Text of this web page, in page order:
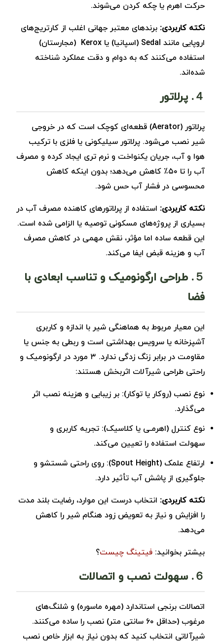
حرکت اهرم یا چکه کردن می‌شوند.
نکته کاربردی: برندهای معتبر جهانی اغلب از کارتریج‌های
اروپایی مانند Sedal (اسپانیا) یا Kerox (مجارستان)
استفاده می‌کنند که به دوام و دقت عملکرد شناخته
شده‌اند.
４. پرلاتور
پرلاتور (Aerator) قطعه‌ای کوچک است که در خروجی
شیر نصب می‌شود. پرلاتور سیلیکونی یا فلزی با ترکیب
هوا و آب، جریان یکنواخت و نرم‌ تری ایجاد کرده و مصرف
آب را تا ۵۰٪ کاهش می‌دهد؛ بدون اینکه کاهش
محسوسی در فشار آب حس شود.
نکته کاربردی: استفاده از پرلاتورهای کاهنده مصرف آب در
بسیاری از پروژه‌های مسکونی توصیه یا الزامی شده است.
این قطعه ساده اما مؤثر، نقش مهمی در کاهش مصرف
آب و هزینه قبض ایفا می‌کند.
５. طراحی ارگونومیک و تناسب ابعادی با
فضا
این معیار مربوط به هماهنگی شیر با اندازه و کاربری
آشپزخانه یا سرویس بهداشتی است و ربطی به جنس یا
مقاومت در برابر زنگ ‌زدگی ندارد. ۳ مورد در ارگونومیک و
راحتی طراحی شیرآلات اثربخش هستند:
نوع نصب (روکار یا توکار): بر زیبایی و هزینه نصب اثر
می‌گذارد.
نوع کنترل (اهرمـی یا کلاسیک): تجربه کاربری و
سهولت استفاده را تعیین می‌کند.
ارتفاع علمک (Spout Height): روی راحتی شستشو و
جلوگیری از پاشش آب تأثیر دارد.
نکته کاربردی: انتخاب درست این موارد، رضایت بلند مدت
را افزایش و نیاز به تعویض زود هنگام شیر را کاهش
می‌دهد.
بیشتر بخوانید: فیتینگ چیست؟
６. سهولت نصب و اتصالات
اتصالات برنجی استاندارد (مهره ‌ماسوره) و شلنگ‌های
مرغوب (حداقل ۶۰ سانتی ‌متر) نصب را ساده می‌کنند.
شیرآلاتی انتخاب کنید که بدون نیاز به ابزار خاص نصب